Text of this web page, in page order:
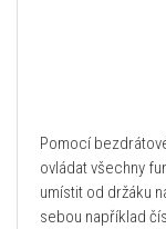
Pomocí
ovládat všechny
umístit od držáku
sebou například